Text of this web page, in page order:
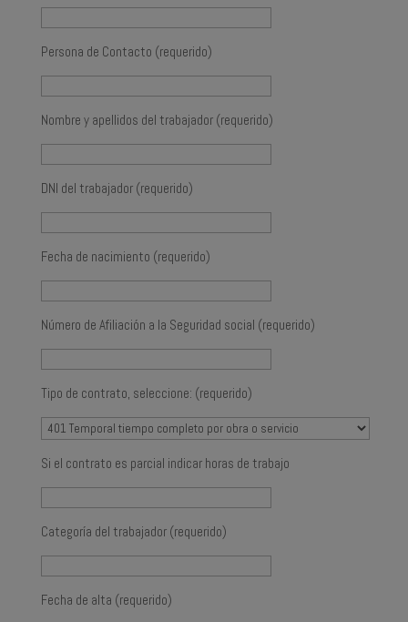
Persona de Contacto (requerido)
Nombre y apellidos del trabajador (requerido)
DNI del trabajador (requerido)
Fecha de nacimiento (requerido)
Número de Afiliación a la Seguridad social (requerido)
Tipo de contrato, seleccione: (requerido)
Si el contrato es parcial indicar horas de trabajo
Categoría del trabajador (requerido)
Fecha de alta (requerido)